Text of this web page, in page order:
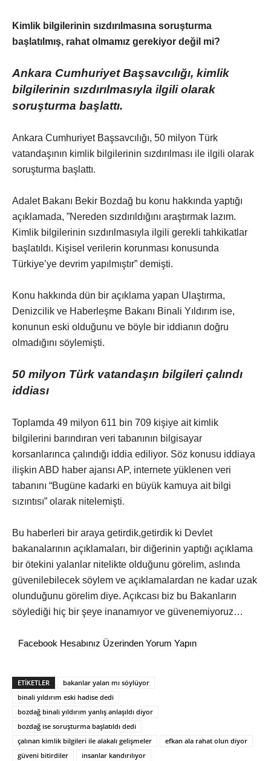
Kimlik bilgilerinin sızdırılmasına soruşturma
başlatılmış, rahat olmamız gerekiyor değil mi?
Ankara Cumhuriyet Başsavcılığı, kimlik
bilgilerinin sızdırılmasıyla ilgili olarak
soruşturma başlattı.
Ankara Cumhuriyet Başsavcılığı, 50 milyon Türk
vatandaşının kimlik bilgilerinin sızdırılması ile ilgili olarak
soruşturma başlattı.
Adalet Bakanı Bekir Bozdağ bu konu hakkında yaptığı
açıklamada, ”Nereden sızdırıldığını araştırmak lazım.
Kimlik bilgilerinin sızdırılmasıyla ilgili gerekli tahkikatlar
başlatıldı. Kişisel verilerin korunması konusunda
Türkiye’ye devrim yapılmıştır” demişti.
Konu hakkında dün bir açıklama yapan Ulaştırma,
Denizcilik ve Haberleşme Bakanı Binali Yıldırım ise,
konunun eski olduğunu ve böyle bir iddianın doğru
olmadığını söylemişti.
50 milyon Türk vatandaşın bilgileri çalındı
iddiası
Toplamda 49 milyon 611 bin 709 kişiye ait kimlik
bilgilerini barındıran veri tabanının bilgisayar
korsanlarınca çalındığı iddia ediliyor. Söz konusu iddiaya
ilişkin ABD haber ajansı AP, internete yüklenen veri
tabanını “Bugüne kadarki en büyük kamuya ait bilgi
sızıntısı” olarak nitelemişti.
Bu haberleri bir araya getirdik,getirdik ki Devlet
bakanalarının açıklamaları, bir diğerinin yaptığı açıklama
bir ötekini yalanlar nitelikte olduğunu görelim, aslında
güvenilebilecek söylem ve açıklamalardan ne kadar uzak
olunduğunu görelim diye. Açıkcası biz bu Bakanların
söylediği hiç bir şeye inanamıyor ve güvenemiyoruz…
Facebook Hesabınız Üzerinden Yorum Yapın
ETİKETLER
bakanlar yalan mı söylüyor
binali yıldırım eski hadise dedi
bozdağ binali yıldırım yanlış anlaşıldı diyor
bozdağ ise soruşturma başlatıldı dedi
çalınan kimlik bilgileri ile alakalı gelişmeler
efkan ala rahat olun diyor
güveni bitirdiler
insanlar kandırılıyor